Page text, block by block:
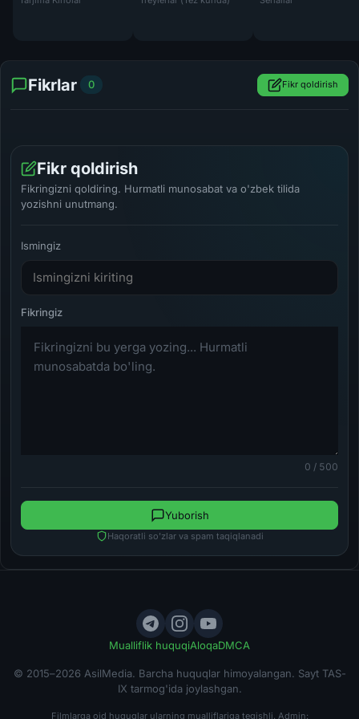
Fikrlar 0 Fikr qoldirish
Fikr qoldirish
Fikringizni qoldiring. Hurmatli munosabat va o'zbek tilida
yozishni unutmang.
Ismingiz
0 / 500
Haqoratli so'zlar va spam taqiqlanadi
Yuborish
Mualliflik huquqiAloqaDMCA
© 2015–2026 AsilMedia. Barcha huquqlar himoyalangan. Sayt TAS-
IX tarmog'ida joylashgan.
Filmlarga oid huquqlar ularning mualliflariga tegishli. Admin: